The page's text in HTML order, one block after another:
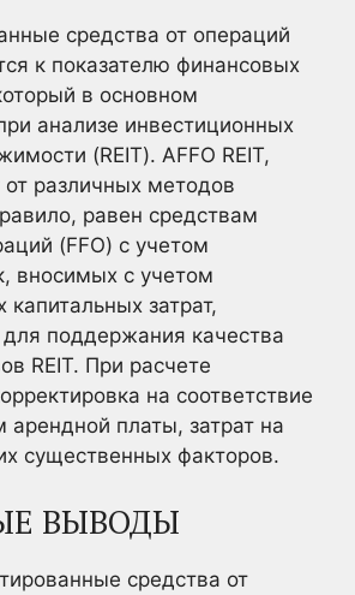
средства от операций
к показателю финансовых
в основном
анализе инвестиционных
(REIT). AFFO REIT,
от различных методов
равен средствам
(FFO) с учетом
вносимых с учетом
капитальных затрат,
поддержания качества
REIT. При расчете
на соответствие
арендной платы, затрат на
существенных факторов.
ВЫВОДЫ
средства от